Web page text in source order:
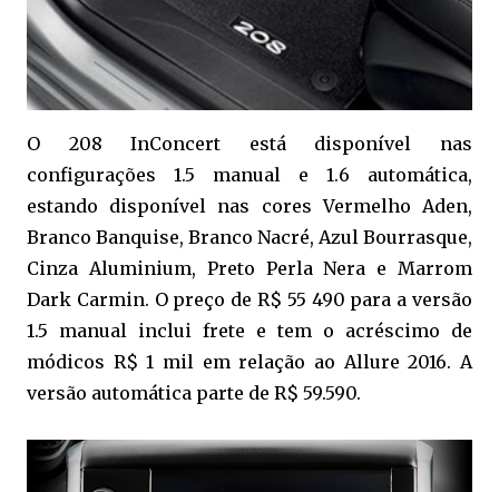
O 208 InConcert está disponível nas
configurações 1.5 manual e 1.6 automática,
estando disponível nas cores Vermelho Aden,
Branco Banquise, Branco Nacré, Azul Bourrasque,
Cinza Aluminium, Preto Perla Nera e Marrom
Dark Carmin. O preço de R$ 55 490 para a versão
1.5 manual inclui frete e tem o acréscimo de
módicos R$ 1 mil em relação ao Allure 2016. A
versão automática parte de R$ 59.590.